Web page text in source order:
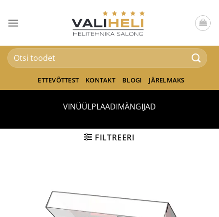
content
Otsi:
ETTEVÕTTEST KONTAKT BLOGI JÄRELMAKS
VINÜÜLPLAADIMÄNGIJAD
FILTREERI